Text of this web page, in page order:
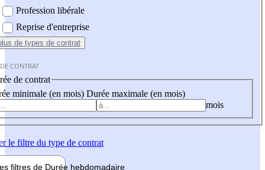
Profession libérale
Reprise d'entreprise
de types de contrat
CONTRAT
de contrat
minimale (en mois) Durée maximale (en mois)
mois
le filtre du type de contrat
filtres de Durée hebdomadaire